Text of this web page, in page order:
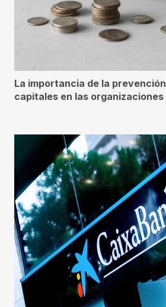
La importancia de la
capitales en las organizaciones